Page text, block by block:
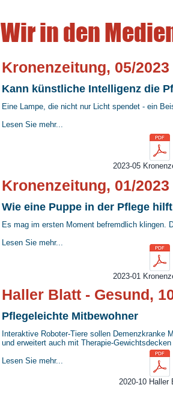
Wir in den
Kronenzeitung, 05/2023
Kann künstliche Intelligenz die
Eine Lampe, die nicht nur Licht spendet - ein
Lesen Sie mehr...
2023-05
Kronenzeitung, 01/2023
Wie eine Puppe in der Pflege hilft
Es mag im ersten Moment befremdlich klingen.
Lesen Sie mehr...
2023-01
Haller Blatt - Gesund,
Pflegeleichte Mitbewohner
Interaktive Roboter-Tiere sollen Demenzkranke
und erweitert auch mit Therapie-
Lesen Sie mehr...
2020-10 Haller